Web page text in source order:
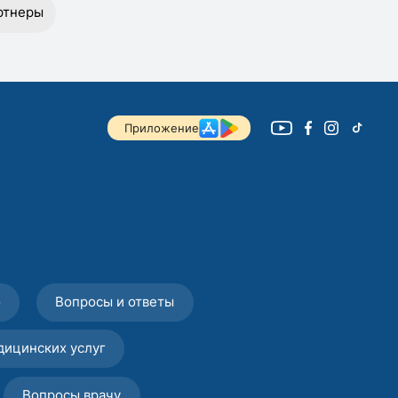
Приложение
Вопросы и ответы
услуг